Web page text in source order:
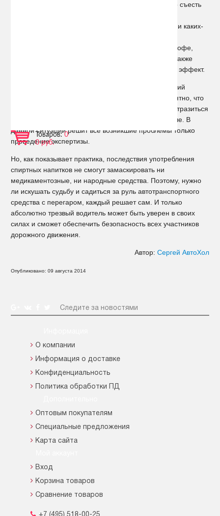
Товаров:0
0 руб.
утверждают, что перед тем, как сесть за руль нужно съесть
абсолютно не имеет ни малейшего обоснования, ни каких-
«спиртной» запах могут такие продукты как зерна кофе,
лавровый лист, петрушка или чеснок. Этот способ также
сомнителен, так как имеет очень кратковременный эффект.
Среди водительской братии ходит множество мнений
относительно данного вопроса, но становится понятно, что
употребление даже безопасных продуктов может отразиться
на мониторе алкотестера недопустимыми промилле. В
данной ситуации решит все возникшие проблемы только
проведение экспертизы.
Но, как показывает практика, последствия употребления
спиртных напитков не смогут замаскировать ни
медикаментозные, ни народные средства. Поэтому, нужно
ли искушать судьбу и садиться за руль автотранспортного
средства с перегаром, каждый решает сам. И только
абсолютно трезвый водитель может быть уверен в своих
силах и сможет обеспечить безопасность всех участников
дорожного движения.
Автор: Сергей АвтоХол
Опубликовано: 09 августа 2014
Следите за новостями
О компании
Информация о доставке
Конфиденциальность
Политика обработки ПД
Оптовым покупателям
Специальные предложения
Карта сайта
Вход
Корзина товаров
Сравнение товаров
+7 (495) 518-00-25